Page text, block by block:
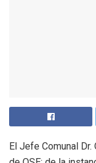
El Jefe Comunal